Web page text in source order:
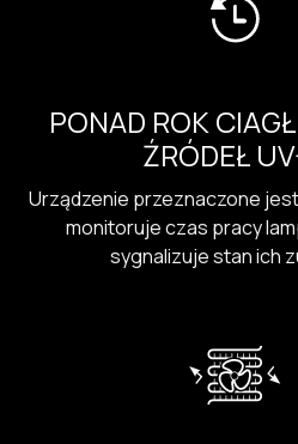
PONAD ROK
ŹRÓDEŁ
Urządzenie przeznaczone
monitoruje czas pracy
sygnalizuje stan ich